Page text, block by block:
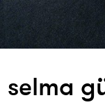
selma